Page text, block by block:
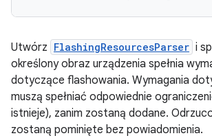
Utwórz FlashingResourcesParser i
określony obraz urządzenia spełnia
dotyczące flashowania. Wymagania
muszą spełniać odpowiednie
istnieje), zanim zostaną dodane.
zostaną pominięte bez powiadomienia.